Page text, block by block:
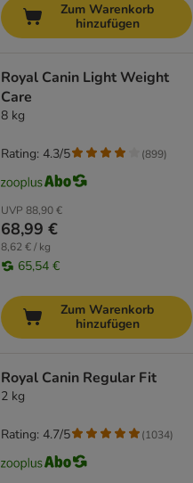
Zum Warenkorb
hinzufügen
Royal Canin Light Weight
Care
8 kg
UVP 88,90 €
68,99 €
8,62 € / kg
65,54 €
Rating: 4.3/5 (899)
Zum Warenkorb
hinzufügen
Royal Canin Regular Fit
2 kg
Rating: 4.7/5 (1034)